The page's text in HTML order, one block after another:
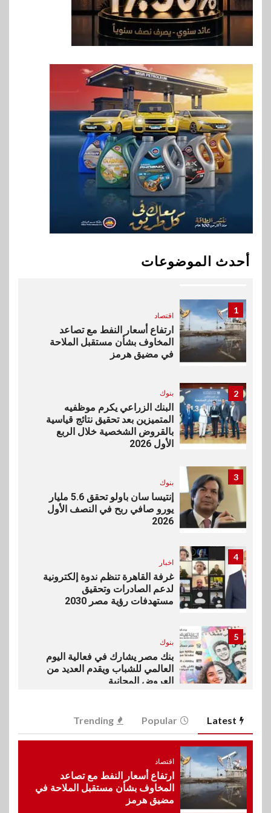
أحدث الموضوعات
في تطوير أول منصة للسياحة
الصحية في مصر والشرق الأوسط
وأفريقيا Tour4Cure
8
سوق وصلة
هواوي: هاتف nova 15
Max بطارية ضخمة وتصميم متين
جهازًا مثاليًا للشباب
9 اقتصاد
إي اف چي فاينانس تستعرض
خطط نمو «بلد» لتعزيز حضورها
في سوق تحويلات المصريين
بالخارج
بيان توضيحي صادر عن شركة
ناتجاس
1
اقتصاد
ارتفاع أسعار النفط مع تصاعد
المخاوف بشأن مستقبل الملاحة
في مضيق هرمز
2 بنوك
البنك الزراعي يكرم موظفيه
المتميزين بعد تحقيق نتائج قياسية
بالقروض الشخصية خلال الربع
الأول 2026
3
بنوك
إنتيسا سان باولو تحقق 5.6 مليار
يورو صافي ربح في النصف الأول
2026
4
اخبار
غرفة القاهرة تنظم ندوة إلكترونية
لدعم الصادرات وتحقيق
مستهدفات رؤية مصر 2030
5
بنوك
بنك مصر يشارك في فعالية اليوم
العالمي للشباب ويقدم العديد من
العروض المجانية
6
بنوك
بنك QNB مصر يعزز جاهزية
للنمو والتوسع
اخبار
Latest
Popular
Trending
اقتصاد
ارتفاع أسعار النفط مع تصاعد
المخاوف بشأن مستقبل الملاحة في
مضيق هرمز